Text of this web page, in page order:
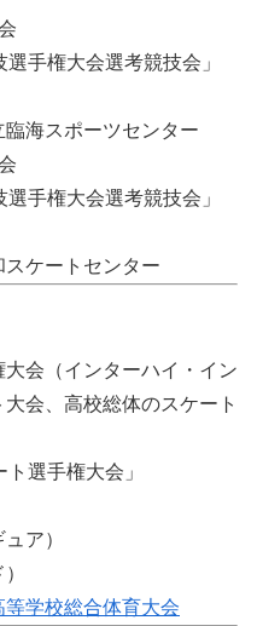
手権大会選考競技会」
海スポーツセンター
手権大会選考競技会」
ケートセンター
会（インターハイ・イン
会、高校総体のスケート
選手権大会」
ア）
）
学校総合体育大会